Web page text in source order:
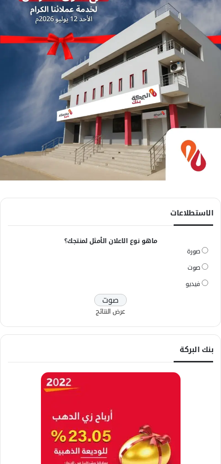
الاستطلاعات
ماهو نوع الاعلان الأمثل لمنتجك؟
صورة
صوت
فيديو
عرض النتائج
بنك البركة